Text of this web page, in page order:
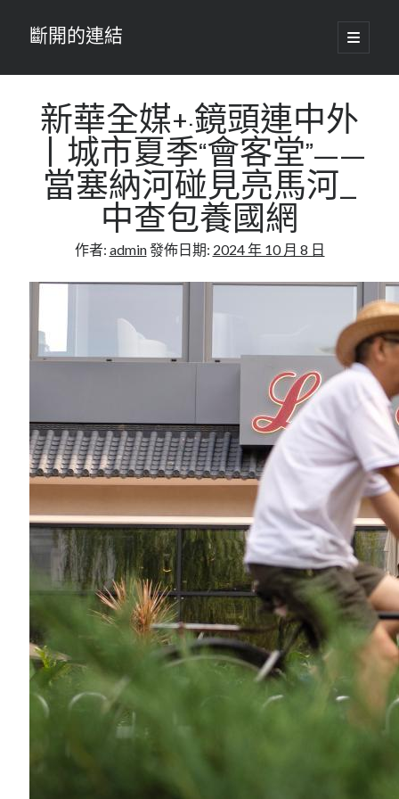
斷開的連結
開
啟
要
單
新華全媒+·鏡頭連中外
丨城市夏季“會客堂”——
當塞納河碰見亮馬河_
中查包養國網
作者: admin發佈日期: 2024 年 10 月 8 日